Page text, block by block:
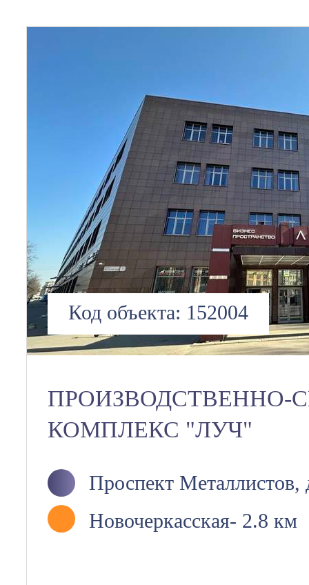
Код объекта: 152004
ПРОИЗВОДСТВЕННО-
КОМПЛЕКС "ЛУЧ"
Проспект Металлистов,
Новочеркасская- 2.8 км